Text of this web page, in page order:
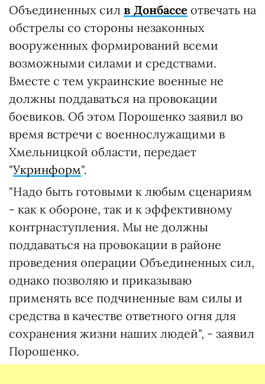
Объединенных сил в Донбассе отвечать на
обстрелы со стороны незаконных
вооруженных формирований всеми
возможными силами и средствами.
Вместе с тем украинские военные не
должны поддаваться на провокации
боевиков. Об этом Порошенко заявил во
время встречи с военнослужащими в
Хмельницкой области, передает
"Укринформ".
"Надо быть готовыми к любым сценариям
- как к обороне, так и к эффективному
контрнаступления. Мы не должны
поддаваться на провокации в районе
проведения операции Объединенных сил,
однако позволяю и приказываю
применять все подчиненные вам силы и
средства в качестве ответного огня для
сохранения жизни наших людей", - заявил
Порошенко.